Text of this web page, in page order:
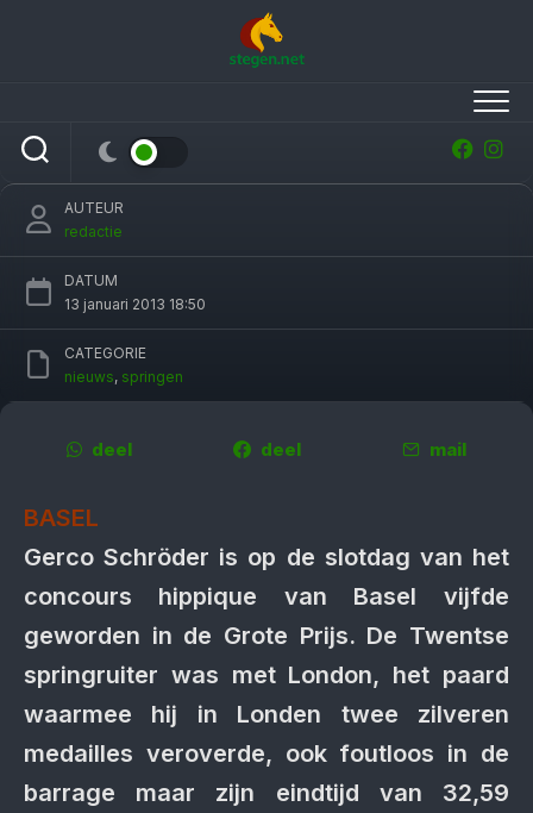
Basel
AUTEUR
redactie
DATUM
13 januari 2013 18:50
CATEGORIE
nieuws, springen
deel deel mail
BASEL
Gerco Schröder is op de slotdag van het
concours hippique van Basel vijfde
geworden in de Grote Prijs. De Twentse
springruiter was met London, het paard
waarmee hij in Londen twee zilveren
medailles veroverde, ook foutloos in de
barrage maar zijn eindtijd van 32,59